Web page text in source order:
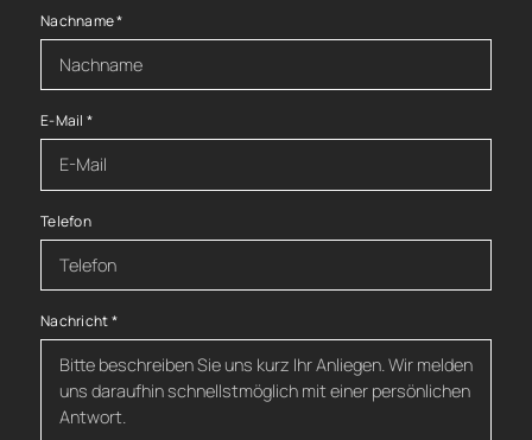
Nachname*
E-Mail *
Telefon
Nachricht*